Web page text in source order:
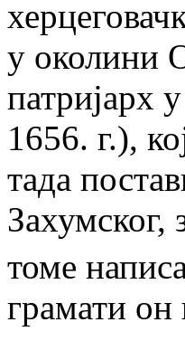
у околини
патријарх
1656. г.),
тада
Захумског,
томе
грамати